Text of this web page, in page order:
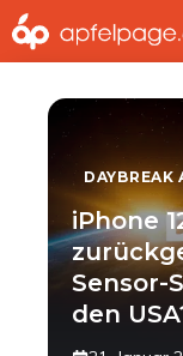
Zum
Inhalt
DAYBREAK
iPhone
Sensor-
den